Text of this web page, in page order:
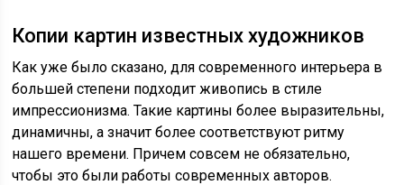
Копии картин известных художников
Как уже было сказано, для современного интерьера в
большей степени подходит живопись в стиле
импрессионизма. Такие картины более выразительны,
динамичны, а значит более соответствуют ритму
нашего времени. Причем совсем не обязательно,
чтобы это были работы современных авторов.